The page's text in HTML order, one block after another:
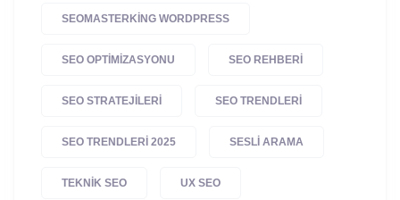
SEOMASTERKING WORDPRESS
SEO OPTIMIZASYONU SEO REHBERI
SEO STRATEJILERI SEO TRENDLERI
SEO TRENDLERI 2025 SESLI ARAMA
TEKNIK SEO UX SEO